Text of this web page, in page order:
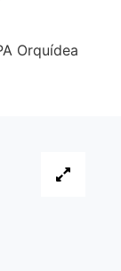
Orquídea